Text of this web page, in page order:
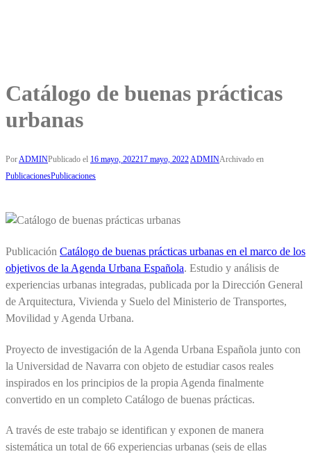
Catálogo de buenas prácticas
urbanas
PorADMINPublicado el 16 mayo, 202217 mayo, 2022ADMINArchivado en
PublicacionesPublicaciones
Publicación Catálogo de buenas prácticas urbanas en el marco de los
objetivos de la Agenda Urbana Española. Estudio y análisis de
experiencias urbanas integradas, publicada por la Dirección General
de Arquitectura, Vivienda y Suelo del Ministerio de Transportes,
Movilidad y Agenda Urbana.
Proyecto de investigación de la Agenda Urbana Española junto con
la Universidad de Navarra con objeto de estudiar casos reales
inspirados en los principios de la propia Agenda finalmente
convertido en un completo Catálogo de buenas prácticas.
A través de este trabajo se identifican y exponen de manera
sistemática un total de 66 experiencias urbanas (seis de ellas